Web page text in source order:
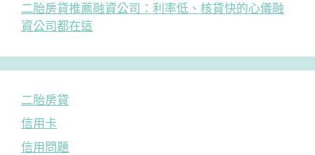
二胎房貸推薦融資公司：利率低、核貸快的心儀融
資公司都在這
二胎房貸
信用卡
信用問題